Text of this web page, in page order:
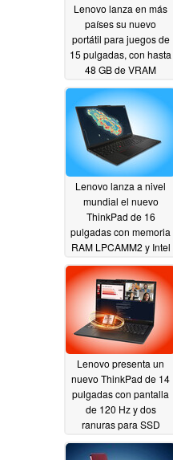
Lenovo lanza en más
países su nuevo
portátil para juegos de
15 pulgadas, con hasta
48 GB de VRAM
07/02/2026
Lenovo lanza a nivel
mundial el nuevo
ThinkPad de 16
pulgadas con memoria
RAM LPCAMM2 y Intel
06/27/2026
Lenovo presenta un
nuevo ThinkPad de 14
pulgadas con pantalla
de 120 Hz y dos
ranuras para SSD
06/26/2026